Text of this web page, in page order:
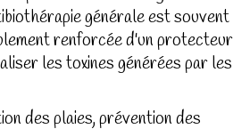
générale est souvent
renforcée d'un protecteur
les toxines générées par les
des plaies, prévention des